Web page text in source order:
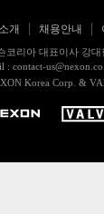
개 채용안내
코리아 대표이사 강
: contact-
Korea Corp. &